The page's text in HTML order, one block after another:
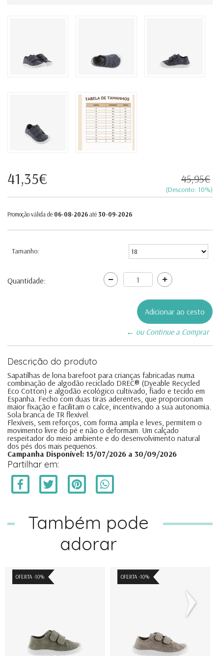
41,35€ 45,95€
(Desconto: 10%)
Promoção válida de 06-08-2026até30-09-2026
Tamanho:
Quantidade:
← ou Continue a Comprar
Descrição do produto
Sapatilhas de lona barefoot para crianças fabricadas numa
combinação de algodão reciclado DREC® (Dyeable Recycled
Eco Cotton) e algodão ecológico cultivado, fiado e tecido em
Espanha. Fecho com duas tiras aderentes, que proporcionam
maior fixação e facilitam o calce, incentivando a sua autonomia.
Sola branca de TR flexível.
Flexíveis, sem reforços, com forma ampla e leves, permitem o
movimento livre do pé e não o deformam. Um calçado
respeitador do meio ambiente e do desenvolvimento natural
dos pés dos mais pequenos.
Campanha Disponível: 15/07/2026 a 30/09/2026
Partilhar em:
Também pode
adorar
OFERTA -10% OFERTA -10%